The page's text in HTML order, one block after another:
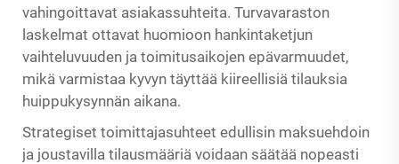
vahingoittavat asiakassuhteita. Turvavaraston
laskelmat ottavat huomioon hankintaketjun
vaihteluvuuden ja toimitusaikojen epävarmuudet,
mikä varmistaa kyvyn täyttää kiireellisiä tilauksia
huippukysynnän aikana.
Strategiset toimittajasuhteet edullisin maksuehdoin
ja joustavilla tilausmääriä voidaan säätää nopeasti